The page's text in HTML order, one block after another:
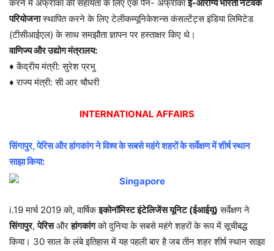
करने में अफ्रीका की सहायता के लिए एक पैन- अफ्रीकाई-आरोग्य भारती नेटवर्क
परियोजनास्थापित करने के लिए टेलीकम्यूनिकेशन्स कंसल्टेंट्स इंडिया लिमिटेड
(टीसीआईएल) के साथ समझौता ज्ञापन पर हस्ताक्षर किए थे।
वाणिज्य और उद्योग मंत्रालय:
♦ केंद्रीय मंत्री: सुरेश प्रभु
♦ राज्य मंत्री: सी आर चौधरी
INTERNATIONAL AFFAIRS
सिंगापुर, पेरिस और हांगकांग ने विश्व के सबसे महंगे शहरों के सर्वेक्षण में शीर्ष स्थान
साझा किया:
i.19 मार्च 2019 को, वार्षिकइकोनॉमिस्ट इंटेलिजेंस यूनिट (ईआईयू) सर्वेक्षण ने
सिंगापुर,पेरिसऔरहांगकांगको दुनिया के सबसे महंगे शहरों के रूप में सूचीबद्ध
किया। 30 साल के लंबे इतिहास में यह पहली बार है जब तीन शहर शीर्ष स्थान साझा